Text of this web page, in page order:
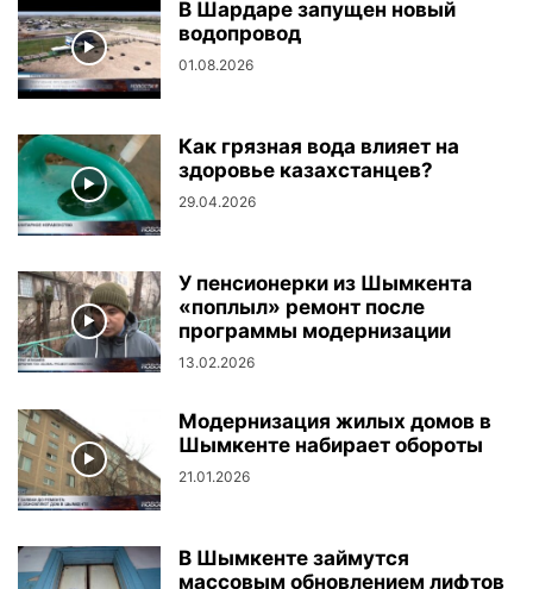
В Шардаре запущен новый
водопровод
01.08.2026
Как грязная вода влияет на
здоровье казахстанцев?
29.04.2026
У пенсионерки из Шымкента
«поплыл» ремонт после
программы модернизации
13.02.2026
Модернизация жилых домов в
Шымкенте набирает обороты
21.01.2026
В Шымкенте займутся
массовым обновлением лифтов